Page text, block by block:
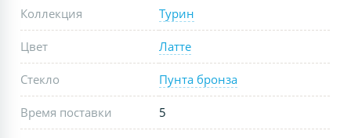
Коллекция Турин
Цвет Латте
Стекло Пунта бронза
Время поставки 5